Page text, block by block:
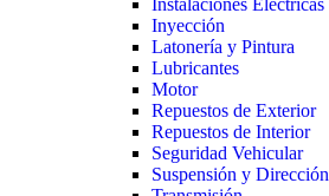
Instalaciones Eléctricas
Inyección
Latonería y Pintura
Lubricantes
Motor
Repuestos de Exterior
Repuestos de Interior
Seguridad Vehicular
Suspensión y Dirección